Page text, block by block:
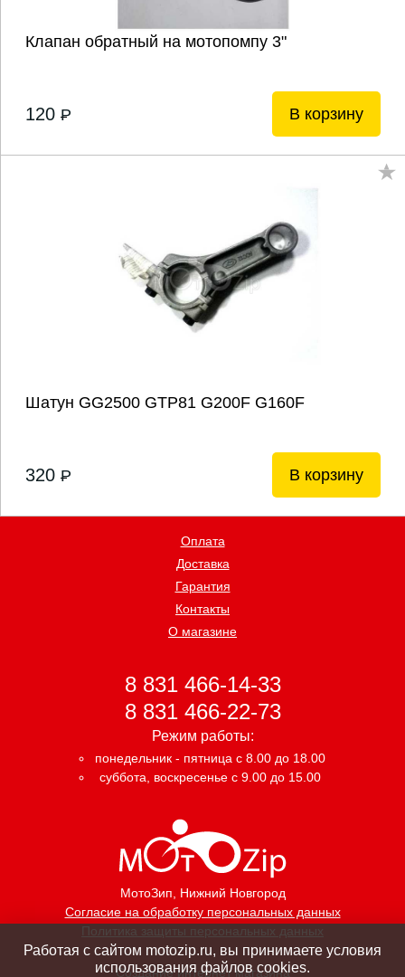
Клапан обратный на мотопомпу 3"
120 P В корзину
Шатун GG2500 GTP81 G200F G160F
320 P В корзину
МотоЗип, Нижний Новгород
Согласие на обработку персональных данных
Политика защиты персональных данных
Оплата
Доставка
Гарантия
Контакты
О магазине
8 831 466-14-33
8 831 466-22-73
Режим работы:
понедельник - пятница с 8.00 до 18.00
суббота, воскресенье с 9.00 до 15.00
Создание интернет магазина
Работая с сайтом motozip.ru, вы принимаете условия
использования файлов cookies.